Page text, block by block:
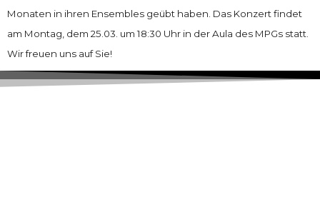
Monaten in ihren Ensembles geübt haben. Das Konzert findet
am Montag, dem 25.03. um 18:30 Uhr in der Aula des MPGs statt.
Wir freuen uns auf Sie!